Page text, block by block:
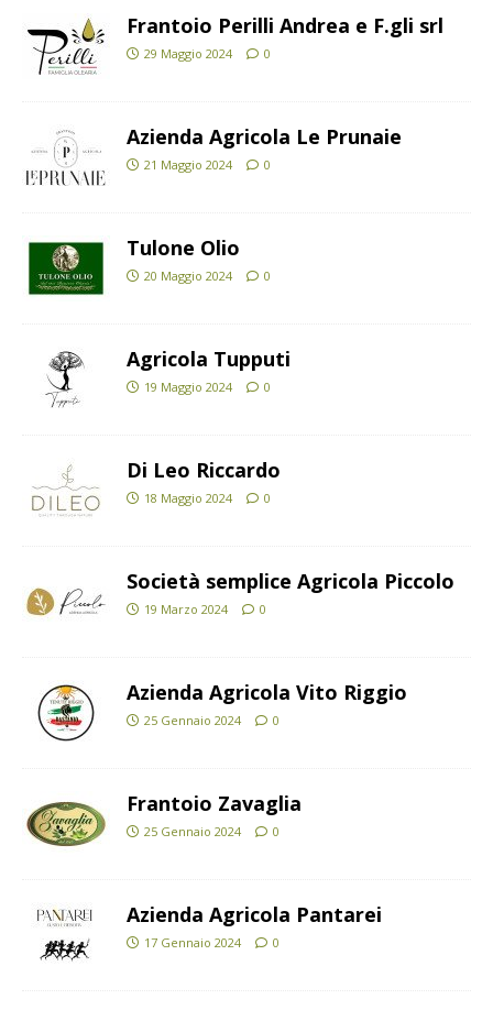
Frantoio Perilli Andrea e F.gli srl
29 Maggio 2024 0
Azienda Agricola Le Prunaie
21 Maggio 2024 0
Tulone Olio
20 Maggio 2024 0
Agricola Tupputi
19 Maggio 2024 0
Di Leo Riccardo
18 Maggio 2024 0
Società semplice Agricola Piccolo
19 Marzo 2024 0
Azienda Agricola Vito Riggio
25 Gennaio 2024 0
Frantoio Zavaglia
25 Gennaio 2024 0
Azienda Agricola Pantarei
17 Gennaio 2024 0